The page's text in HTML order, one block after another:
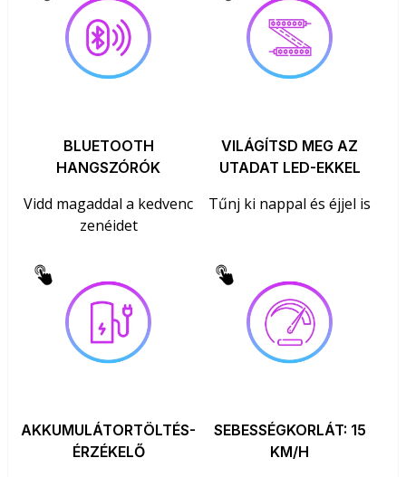
BLUETOOTH
HANGSZÓRÓK
Vidd magaddal a kedvenc
zenéidet
VILÁGÍTSD MEG AZ
UTADAT LED-EKKEL
Tűnj ki nappal és éjjel is
AKKUMULÁTORTÖLTÉS-
ÉRZÉKELŐ
SEBESSÉGKORLÁT: 15
KM/H